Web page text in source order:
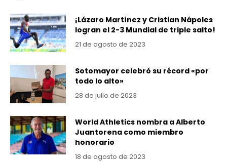
¡Lázaro Martínez y Cristian Nápoles
logran el 2-3 Mundial de triple salto!
21 de agosto de 2023
Sotomayor celebró su récord «por
todo lo alto»
28 de julio de 2023
World Athletics nombra a Alberto
Juantorena como miembro
honorario
18 de agosto de 2023